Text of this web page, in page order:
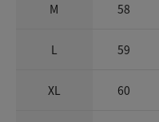
M 58
L 59
XL 60